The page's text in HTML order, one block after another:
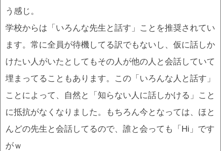
う感じ。
学校からは「いろんな先生と話す」ことを推奨されてい
ます。常に全員が待機してる訳でもないし、仮に話しか
けたい人がいたとしてもその人が他の人と会話していて
埋まってることもあります。この「いろんな人と話す」
ことによって、自然と「知らない人に話しかける」こと
に抵抗がなくなりました。もちろん今となっては、ほと
んどの先生と会話してるので、誰と会っても「Hi」です
がｗ